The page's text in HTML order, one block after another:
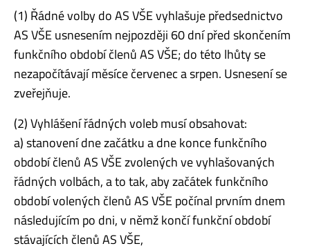
(1) Řádné volby do AS VŠE vyhlašuje předsednictvo
AS VŠE usnesením nejpozději 60 dní před skončením
funkčního období členů AS VŠE; do této lhůty se
nezapočítávají měsíce červenec a srpen. Usnesení se
zveřejňuje.
(2) Vyhlášení řádných voleb musí obsahovat:
a) stanovení dne začátku a dne konce funkčního
období členů AS VŠE zvolených ve vyhlašovaných
řádných volbách, a to tak, aby začátek funkčního
období volených členů AS VŠE počínal prvním dnem
následujícím po dni, v němž končí funkční období
stávajících členů AS VŠE,